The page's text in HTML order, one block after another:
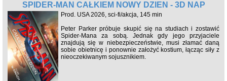
SPIDER-MAN CAŁKIEM NOWY DZIEŃ - 3D NAP
Prod. USA 2026, sci-fi/akcja, 145 min
Peter Parker próbuje skupić się na studiach i zostawić
Spider-Mana za sobą. Jednak gdy jego przyjaciele
znajdują się w niebezpieczeństwie, musi złamać daną
sobie obietnicę i ponownie założyć kostium, łącząc siły z
nieoczekiwanym sojusznikiem.